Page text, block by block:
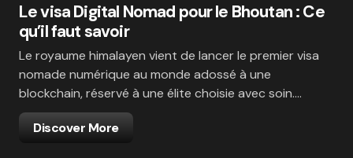
Le visa Digital Nomad pour le Bhoutan : Ce
qu’il faut savoir
Le royaume himalayen vient de lancer le premier visa
nomade numérique au monde adossé à une
blockchain, réservé à une élite choisie avec soin.…
Discover More